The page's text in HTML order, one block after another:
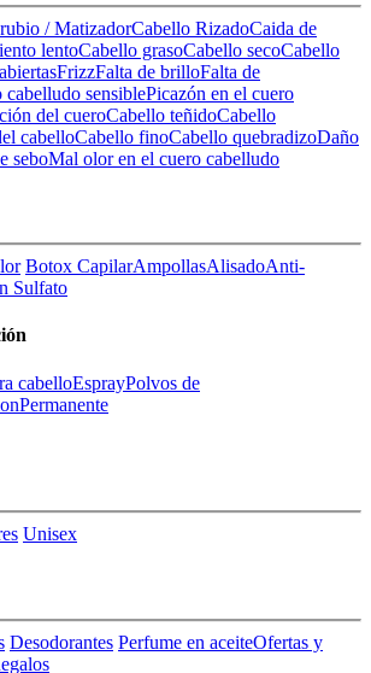
/ MatizadorCabello RizadoCaida de
lentoCabello grasoCabello secoCabello
FrizzFalta de brilloFalta de
cabelludo sensiblePicazón en el cuero
del cueroCabello teñidoCabello
cabelloCabello finoCabello quebradizoDaño
seboMal olor en el cuero cabelludo
Botox CapilarAmpollasAlisadoAnti-
Sulfato
cabelloEsprayPolvos de
Permanente
Unisex
Desodorantes Perfume en aceiteOfertas y